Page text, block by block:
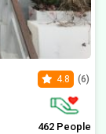
4.8 (6)
462 People